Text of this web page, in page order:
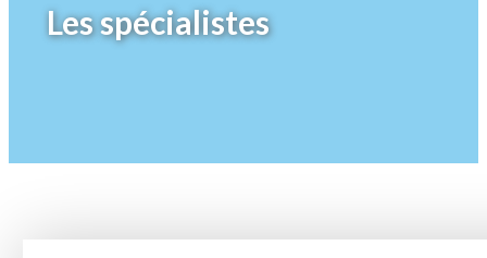
Les spécialistes